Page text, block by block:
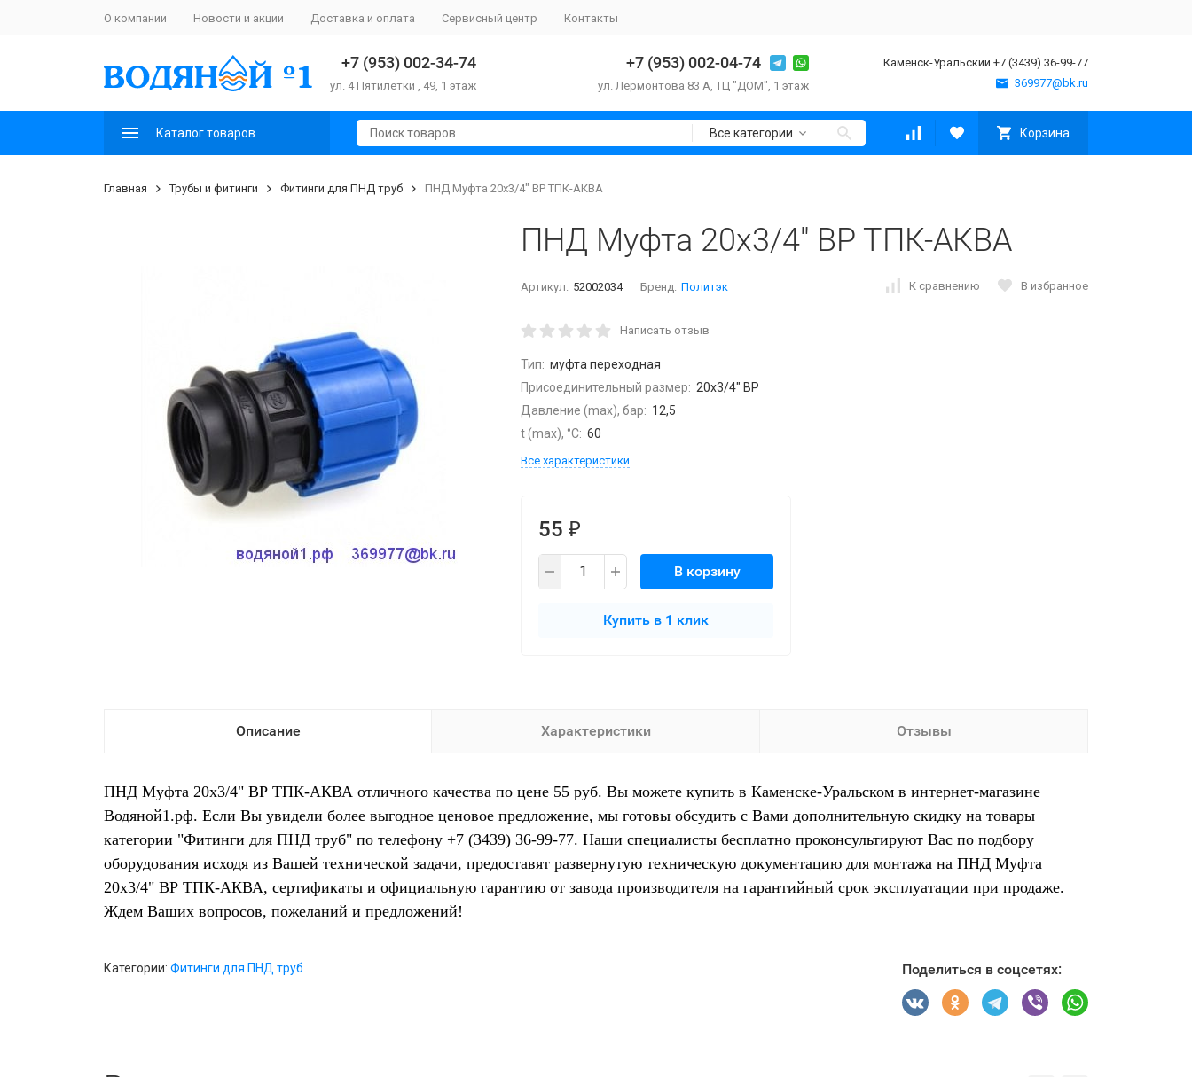
О компании Новости и акции Доставка и оплата Сервисный центр Контакты
+7 (953) 002-34-74
ул. 4 Пятилетки , 49, 1 этаж
+7 (953) 002-04-74
ул. Лермонтова 83 А, ТЦ "ДОМ", 1 этаж
Каменск-Уральский +7 (3439) 36-99-77
369977@bk.ru
Каталог товаров Все категории Корзина
Главная Трубы и фитинги Фитинги для ПНД труб ПНД Муфта 20х3/4" ВР ТПК-АКВА
ПНД Муфта 20х3/4" ВР ТПК-АКВА
Артикул: 52002034 Бренд: Политэк К сравнению В избранное
Написать отзыв
Тип: муфта переходная
Присоединительный размер: 20х3/4" ВР
Давление (max), бар: 12,5
t (max), °С: 60
Все характеристики
55 ₽
В корзину
Купить в 1 клик
Описание Характеристики Отзывы
ПНД Муфта 20х3/4" ВР ТПК-АКВА отличного качества по цене 55 руб. Вы можете купить в Каменске-Уральском в интернет-магазине
Водяной1.рф. Если Вы увидели более выгодное ценовое предложение, мы готовы обсудить с Вами дополнительную скидку на товары
категории "Фитинги для ПНД труб" по телефону +7 (3439) 36-99-77. Наши специалисты бесплатно проконсультируют Вас по подбору
оборудования исходя из Вашей технической задачи, предоставят развернутую техническую документацию для монтажа на ПНД Муфта
20х3/4" ВР ТПК-АКВА, сертификаты и официальную гарантию от завода производителя на гарантийный срок эксплуатации при продаже.
Ждем Ваших вопросов, пожеланий и предложений!
Категории: Фитинги для ПНД труб Поделиться в соцсетях: